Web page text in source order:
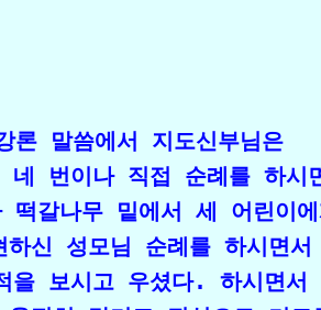
론 말씀에서 지도신부님은
네 번이나 직접 순례를 하
떡갈나무 밑에서 세 어린이
하신 성모님 순례를 하시면서
을 보시고 우셨다. 하시면서